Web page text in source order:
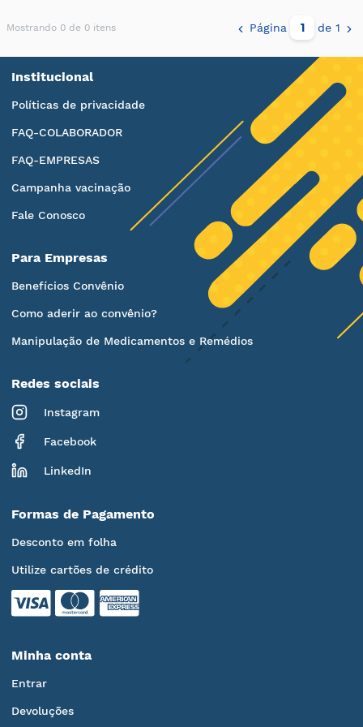
Mostrando 0 de 0 itens Página de 1
Institucional
Políticas de privacidade
FAQ-COLABORADOR
FAQ-EMPRESAS
Campanha vacinação
Fale Conosco
Para Empresas
Benefícios Convênio
Como aderir ao convênio?
Manipulação de Medicamentos e Remédios
Redes sociais
Instagram
Facebook
LinkedIn
Formas de Pagamento
Desconto em folha
Utilize cartões de crédito
Minha conta
Entrar
Devoluções